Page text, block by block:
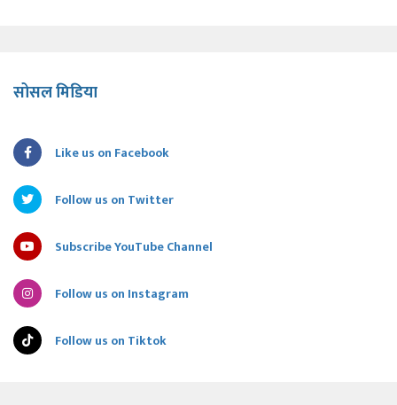
सोसल मिडिया
Like us on Facebook
Follow us on Twitter
Subscribe YouTube Channel
Follow us on Instagram
Follow us on Tiktok